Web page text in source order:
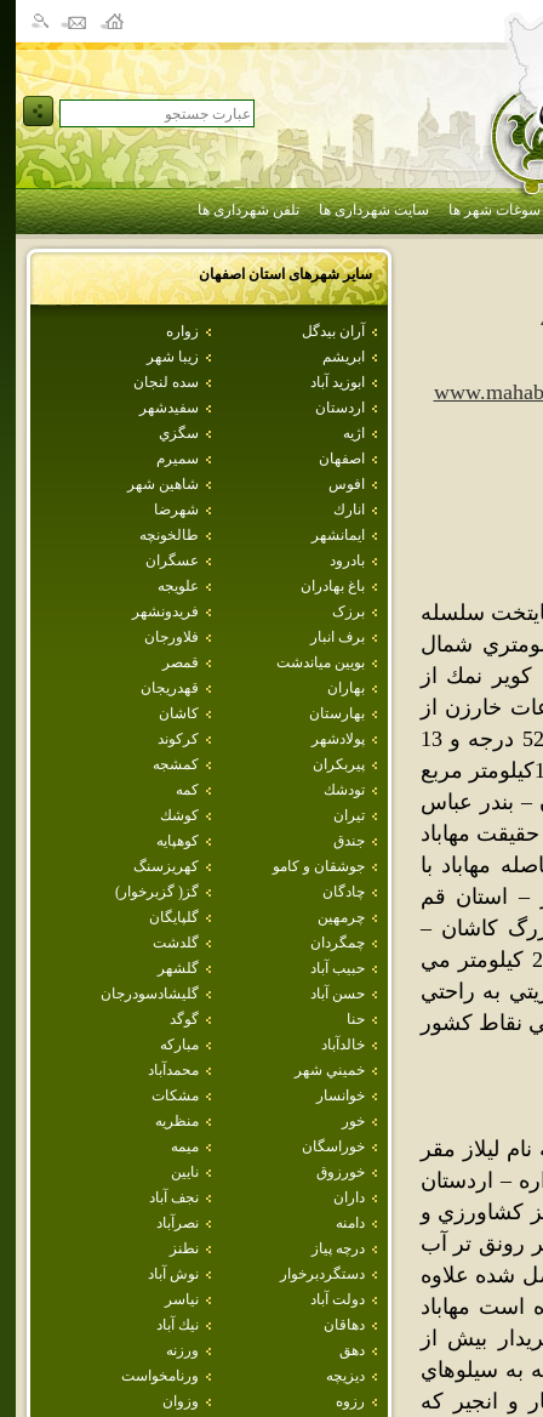
سوغات شهر ها سایت شهرداری ها تلفن شهرداری ها
سایر شهرهای استاناصفهان
آران بيدگل
زواره
ابريشم
زيبا شهر
ابوزيد آباد
سده لنجان
اردستان
سفيدشهر
اژيه
سگزي
اصفهان
سميرم
افوس
شاهين شهر
انارك
شهرضا
ايمانشهر
طالخونچه
بادرود
عسگران
باغ بهادران
علويجه
برزک
فريدونشهر
برف انبار
فلاورجان
بويين مياندشت
قمصر
بهاران
قهدريجان
بهارستان
كاشان
پولادشهر
كركوند
پيربكران
كمشجه
تودشك
كمه
تيران
كوشك
جندق
كوهپايه
جوشقان و كامو
كهريزسنگ
چادگان
گز( گزبرخوار)
چرمهين
گلپايگان
چمگردان
گلدشت
حبيب آباد
گلشهر
حسن آباد
گليشادسودرجان
حنا
گوگد
خالدآباد
مباركه
خميني شهر
محمدآباد
خوانسار
مشكات
خور
منظريه
خوراسگان
ميمه
خورزوق
نايين
داران
نجف آباد
دامنه
نصرآباد
درچه پياز
نطنز
دستگردبرخوار
نوش آباد
دولت آباد
نياسر
دهاقان
نيك آباد
دهق
ورزنه
ديزيچه
ورنامخواست
رزوه
وزوان
سلسله
و فاصله 130 كيلومتري شهر اصفهان و 22 كيلومتري شمال
نمك از
خارزن از
رشته كوههاي زاگرس واز شرق به شهر زواره در طول جغرافيائي 52 درجه و 13
دقيقه و در عرض جغرافيائي 33درجه و 33 دقيقه و مساحت آن5/ 1437كيلومتر مربع
– بندر عباس
مهاباد
مهاباد با
باشد . شهر اصفهان 130كيلومتر – استان قم
بزرگ كاشان –
نطنز – اردستان – نائين – اصفهان و همچنين فاصله آن تا تهران 280 كيلومتر مي
به راحتي
نقاط كشور
ليلاز مقر
– اردستان
كشاورزي و
رونق تر آب
شده علاوه
است مهاباد
بيش از
به سيلوهاي
و انجير كه